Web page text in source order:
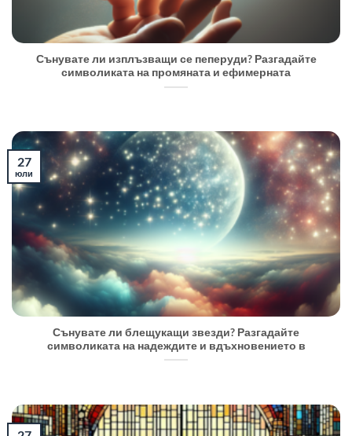
Сънувате ли изплъзващи се пеперуди? Разгадайте
символиката на промяната и ефимерната
Сънувате ли блещукащи звезди? Разгадайте
символиката на надеждите и вдъхновението в
27
юли